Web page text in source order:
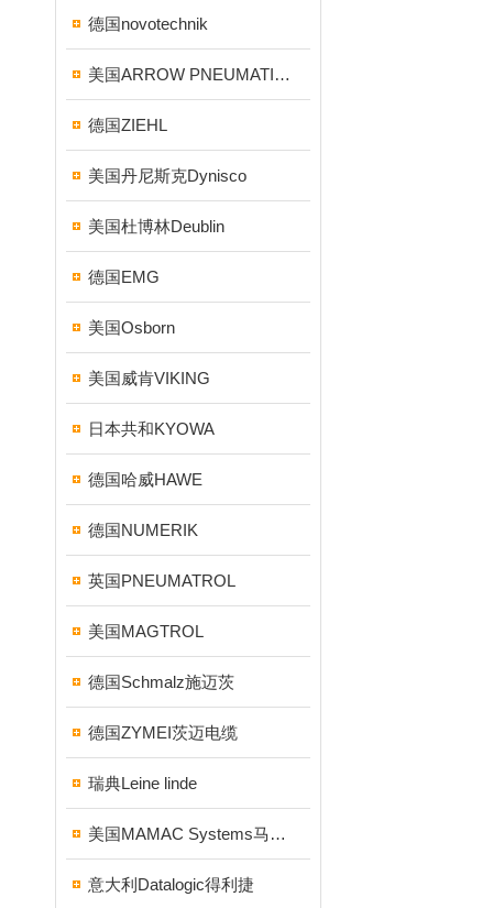
德国novotechnik
美国ARROW PNEUMATICS
德国ZIEHL
美国丹尼斯克Dynisco
美国杜博林Deublin
德国EMG
美国Osborn
美国威肯VIKING
日本共和KYOWA
德国哈威HAWE
德国NUMERIK
英国PNEUMATROL
美国MAGTROL
德国Schmalz施迈茨
德国ZYMEI茨迈电缆
瑞典Leine linde
美国MAMAC Systems马麦克
意大利Datalogic得利捷